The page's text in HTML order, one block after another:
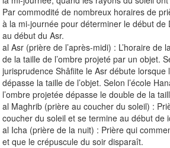
Par commodité de nombreux horaires de
à la mi-journée pour déterminer le début de
au début du Asr.
al Asr (prière de l’après-midi) : L’horaire de
de la taille de l’ombre projeté par un objet.
jurisprudence Shâfiite le Asr débute lorsque
dépasse la taille de l’objet. Selon l’école
l’ombre projetée dépasse le double de la
al Maghrib (prière au coucher du soleil) :
coucher du soleil et se termine au début de
al Icha (prière de la nuit) : Prière qui
et que le crépuscule du soir disparaît.